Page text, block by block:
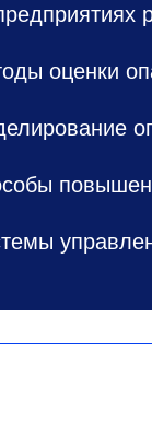
оценки